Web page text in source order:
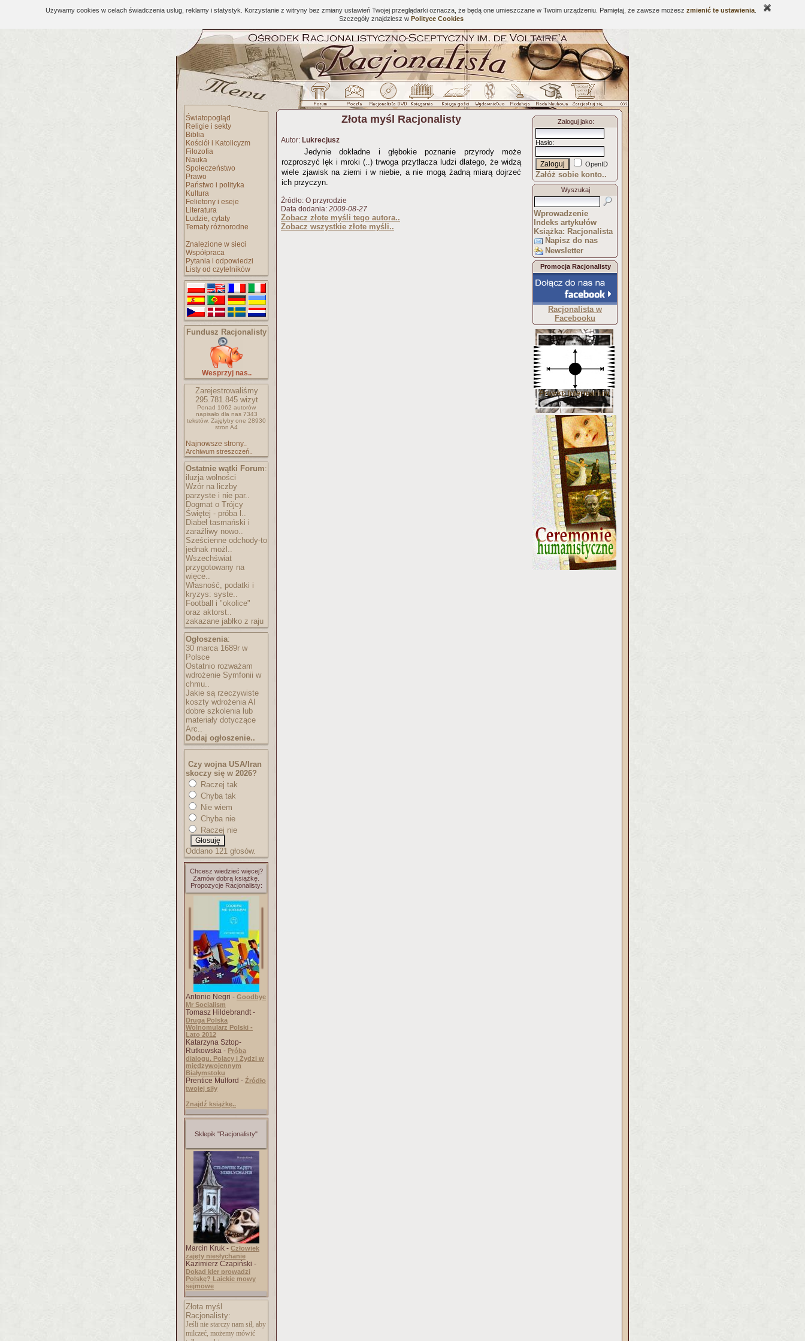
Używamy cookies w celach świadczenia usług, reklamy i statystyk. Korzystanie z witryny bez zmiany ustawień Twojej przeglądarki oznacza, że będą one umieszczane w Twoim urządzeniu. Pamiętaj, że zawsze możesz zmienić te ustawienia
Szczegóły znajdziesz w Polityce Cookies
Światopogląd
Religie i sekty
Biblia
Kościół i Katolicyzm
Filozofia
Nauka
Społeczeństwo
Prawo
Państwo i polityka
Kultura
Felietony i eseje
Literatura
Ludzie, cytaty
Tematy różnorodne
Znalezione w sieci
Współpraca
Pytania i odpowiedzi
Listy od czytelników
Fundusz Racjonalisty
Wesprzyj nas..
Zarejestrowaliśmy
295.781.845wizyt
Ponad 1062 autorów
napisało dla nas 7343
tekstów. Zajęłyby one 28930
stron A4
Najnowsze strony..
Archiwum streszczeń..
Ostatnie wątki Forum:
iluzja wolności
Wzór na liczby
parzyste i nie par..
Dogmat o Trójcy
Świętej - próba l..
Diabeł tasmański i
zaraźliwy nowo..
Sześcienne odchody-to
jednak możl..
Wszechświat
przygotowany na
więce..
Własność, podatki i
kryzys: syste..
Football i "okolice"
oraz aktorst..
zakazane jabłko z raju
Ogłoszenia:
30 marca 1689r w
Polsce
Ostatnio rozważam
wdrożenie Symfonii w
chmu..
Jakie są rzeczywiste
koszty wdrożenia AI
dobre szkolenia lub
materiały dotyczące
Arc..
Dodaj ogłoszenie..
Czy wojna USA/Iran
skoczy się w 2026?
Raczej tak
Chyba tak
Nie wiem
Chyba nie
Raczej nie
Oddano 121 głosów.
Chcesz wiedzieć więcej?
Zamów dobrą książkę.
Propozycje Racjonalisty:
Antonio Negri - Goodbye
Mr Socialism
Tomasz Hildebrandt -
Druga Polska
Wolnomularz Polski -
Lato 2012
Katarzyna Sztop-
Rutkowska - Próba
dialogu. Polacy i Żydzi w
międzywojennym
Białymstoku
Prentice Mulford - Źródło
twojej siły
Znajdź książkę..
Sklepik "Racjonalisty"
Marcin Kruk - Człowiek
zajęty niesłychanie
Kazimierz Czapiński -
Dokąd kler prowadzi
Polskę? Laickie mowy
sejmowe
Złota myśl
Racjonalisty:
Jeśli nie starczy nam sił, aby
milczeć, możemy mówić
Złota myśl Racjonalisty
Autor: Lukrecjusz
Jedynie dokładne i głębokie poznanie przyrody może
rozproszyć lęk i mroki (..) trwoga przytłacza ludzi dlatego, że widzą
wiele zjawisk na ziemi i w niebie, a nie mogą żadną miarą dojrzeć
ich przyczyn.
Źródło: O przyrodzie
Data dodania: 2009-08-27
Zobacz złote myśli tego autora..
Zobacz wszystkie złote myśli..
Zaloguj jako:
Hasło:
OpenID
Załóż sobie konto..
Wyszukaj
Wprowadzenie
Indeks artykułów
Książka: Racjonalista
Napisz do nas
Newsletter
Promocja Racjonalisty
Racjonalista w
Facebooku